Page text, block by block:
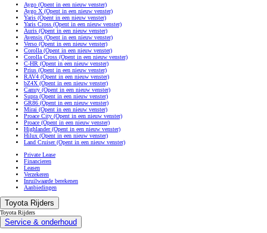
Aygo (Opent in een nieuw venster)
Aygo X (Opent in een nieuw venster)
Yaris (Opent in een nieuw venster)
Yaris Cross (Opent in een nieuw venster)
Auris (Opent in een nieuw venster)
Avensis (Opent in een nieuw venster)
Verso (Opent in een nieuw venster)
Corolla (Opent in een nieuw venster)
Corolla Cross (Opent in een nieuw venster)
C-HR (Opent in een nieuw venster)
Prius (Opent in een nieuw venster)
RAV4 (Opent in een nieuw venster)
bZ4X (Opent in een nieuw venster)
Camry (Opent in een nieuw venster)
Supra (Opent in een nieuw venster)
GR86 (Opent in een nieuw venster)
Mirai (Opent in een nieuw venster)
Proace City (Opent in een nieuw venster)
Proace (Opent in een nieuw venster)
Highlander(Opent in een nieuw venster)
Hilux (Opent in een nieuw venster)
Land Cruiser(Opent in een nieuw venster)
Private Lease
Financieren
Leasen
Verzekeren
Inruilwaarde berekenen
Aanbiedingen
Toyota Rijders
Toyota Rijders
Service & onderhoud